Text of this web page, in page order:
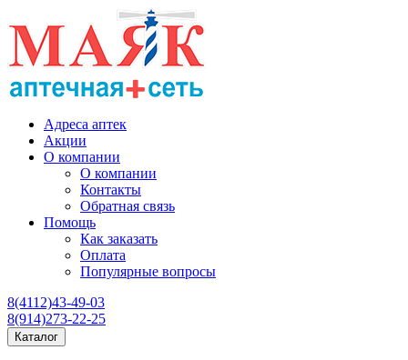
Адреса аптек
Акции
О компании
О компании
Контакты
Обратная связь
Помощь
Как заказать
Оплата
Популярные вопросы
8(4112)43-49-03
8(914)273-22-25
Каталог